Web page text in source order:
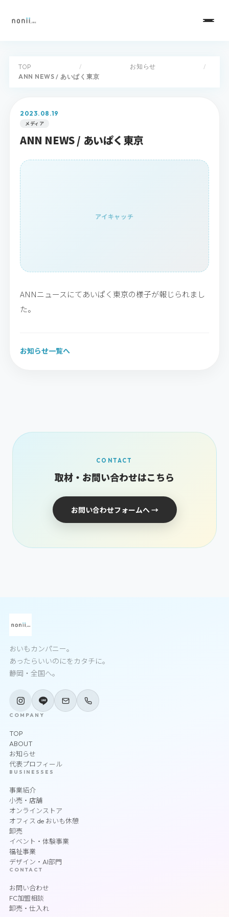
TOP / お知らせ
/
ANN NEWS / あいぱく東京
2023.08.19
メディア
ANN NEWS / あいぱく東京
アイキャッチ
ANNニュースにてあいぱく東京の様子が報じられまし
た。
お知らせ一覧へ
CONTACT
取材・お問い合わせはこちら
お問い合わせフォームへ →
おいもカンパニー。
あったらいいのにをカタチに。
静岡・全国へ。
COMPANY
TOP
ABOUT
お知らせ
代表プロフィール
BUSINESSES
事業紹介
小売・店舗
オンラインストア
オフィス de おいも休憩
卸売
イベント・体験事業
福祉事業
デザイン・AI部門
CONTACT
お問い合わせ
FC加盟相談
卸売・仕入れ